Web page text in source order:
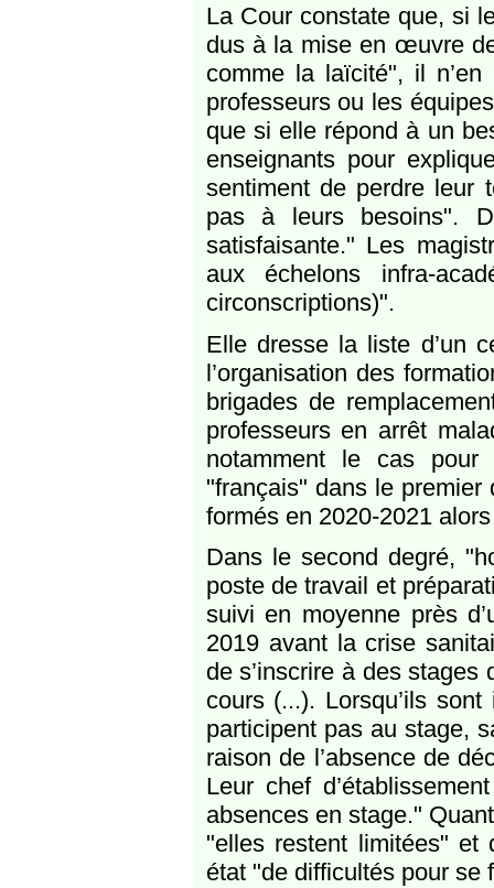
La Cour constate que, si
dus à la mise en œuvre
comme la laïcité", il
professeurs ou les
que si elle répond à un
enseignants pour
sentiment de perdre leur
pas à leurs besoins".
satisfaisante." Les
aux échelons infra-
circonscriptions)".
Elle dresse la liste d’un
l’organisation des
brigades de
professeurs en arrêt
notamment le cas pour
"français" dans le
formés en 2020-2021
Dans le second degré,
poste de travail et
suivi en moyenne près
2019 avant la crise
de s’inscrire à des
cours (...). Lorsqu’ils
participent pas au stage,
raison de l’absence de
Leur chef
absences en stage."
"elles restent limitées" et
état "de difficultés pour se